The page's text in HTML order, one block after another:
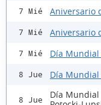
7 Mié Aniversario
7 Mié Aniversario
7 Mié Día Mundial
8 Jue Día
8 Jue
Día